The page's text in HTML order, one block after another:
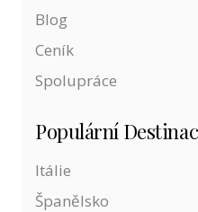
Blog
Ceník
Spolupráce
Populární
Itálie
Španělsko